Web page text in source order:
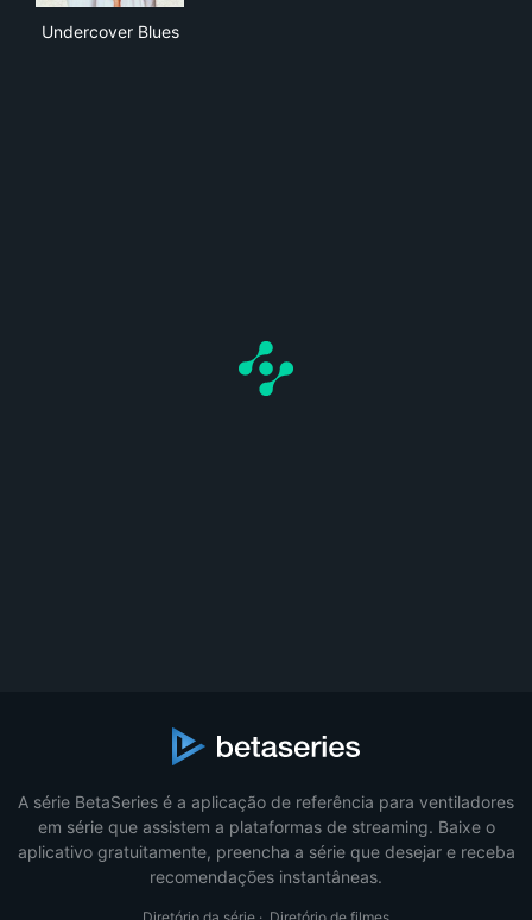
Undercover Blues
A série BetaSeries é a aplicação de referência para ventiladores
em série que assistem a plataformas de streaming. Baixe o
aplicativo gratuitamente, preencha a série que desejar e receba
recomendações instantâneas.
Diretório da série · Diretório de filmes